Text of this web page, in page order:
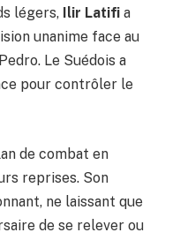
légers, Ilir Latifi a
unanime face au
Le Suédois a
pour contrôler le
de combat en
reprises. Son
ne laissant que
de se relever ou